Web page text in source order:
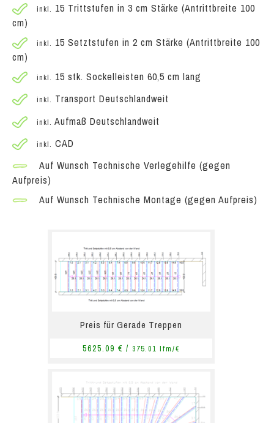
inkl. 15 Trittstufen in 3 cm Stärke (Antrittbreite 100
cm)
inkl. 15 Setztstufen in 2 cm Stärke (Antrittbreite 100
cm)
inkl. 15 stk. Sockelleisten 60,5 cm lang
inkl. Transport Deutschlandweit
inkl. Aufmaß Deutschlandweit
inkl. CAD
Auf Wunsch Technische Verlegehilfe (gegen
Aufpreis)
Auf Wunsch Technische Montage (gegen Aufpreis)
Preis für Gerade Treppen
5625.09 € / 375.01 lfm/€